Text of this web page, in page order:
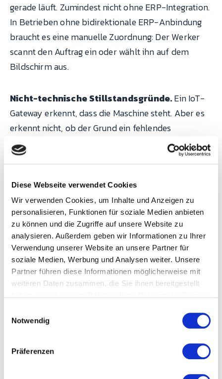
Diese Webseite verwendet Cookies
Wir verwenden Cookies, um Inhalte und Anzeigen zu
personalisieren, Funktionen für soziale Medien anbieten
zu können und die Zugriffe auf unsere Website zu
analysieren. Außerdem geben wir Informationen zu Ihrer
Verwendung unserer Website an unsere Partner für
soziale Medien, Werbung und Analysen weiter. Unsere
Partner führen diese Informationen möglicherweise mit
weiteren Daten zusammen, die Sie ihnen bereitgestellt
Notwendig
Präferenzen
gerade läuft. Zumindest nicht ohne ERP-Integration.
In Betrieben ohne bidirektionale ERP-Anbindung
braucht es eine manuelle Zuordnung: Der Werker
scannt den Auftrag ein oder wählt ihn auf dem
Bildschirm aus.
Nicht-technische Stillstandsgründe.Ein IoT-
Gateway erkennt, dass die Maschine steht. Aber es
erkennt nicht, ob der Grund ein fehlendes
Werkzeug, eine Besprechung, eine fehlende
Freigabe oder ein Materialmangel ist. Für die
Werker.
Qualitätsdaten.Sichtprüfungen, manuelle
Messungen, Fehlerkategorisierungen: Diese Daten
entstehen am Arbeitsplatz und können nur dort
erfasst werden.
Maschine in welcher Schicht gearbeitet? Das lässt
sich nur über eine An- und Abmeldung erfassen.
In der Praxis bedeutet das: Die beste Lösung ist
nicht "entweder BDE-Terminal oder automatische